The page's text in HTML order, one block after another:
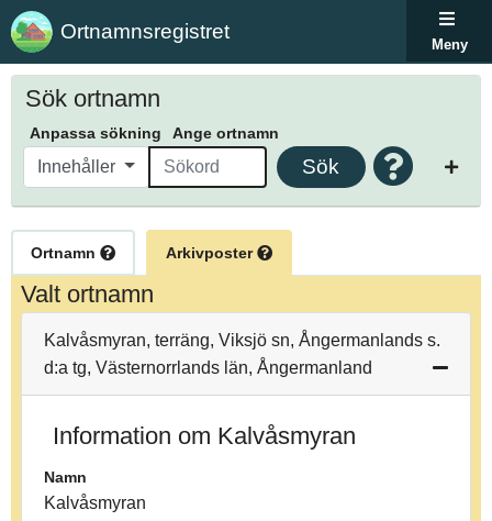
Ortnamnsregistret
Meny
Sök ortnamn
Anpassa sökning Ange ortnamn
Innehåller Sök
Ortnamn Arkivposter
Valt ortnamn
Kalvåsmyran, terräng, Viksjö sn, Ångermanlands s.
d:a tg, Västernorrlands län, Ångermanland
Information om Kalvåsmyran
Namn
Kalvåsmyran